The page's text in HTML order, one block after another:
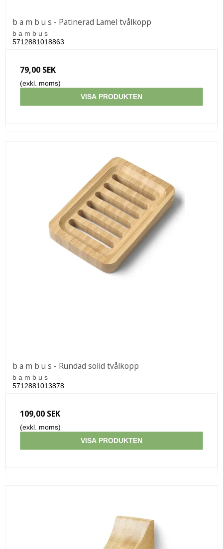
b a m b u s - Patinerad Lamel tvålkopp
b a m b u s
5712881018863
79,00 SEK
(exkl. moms)
VISA PRODUKTEN
b a m b u s - Rundad solid tvålkopp
b a m b u s
5712881013878
109,00 SEK
(exkl. moms)
VISA PRODUKTEN